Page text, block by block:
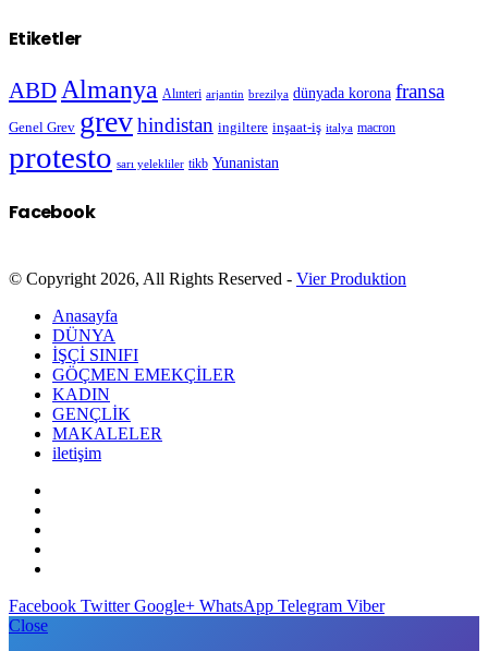
Etiketler
ABD Almanya Alınteri arjantin brezilya dünyada korona fransa
Genel Grev grevhindistan ingiltere inşaat-iş italya macron
protesto sarı yelekliler tikb Yunanistan
Facebook
© Copyright 2026, All Rights Reserved - Vier Produktion
Anasayfa
DÜNYA
İŞÇİ SINIFI
GÖÇMEN EMEKÇİLER
KADIN
GENÇLİK
MAKALELER
iletişim
Facebook Twitter Google+ WhatsApp Telegram Viber
Close